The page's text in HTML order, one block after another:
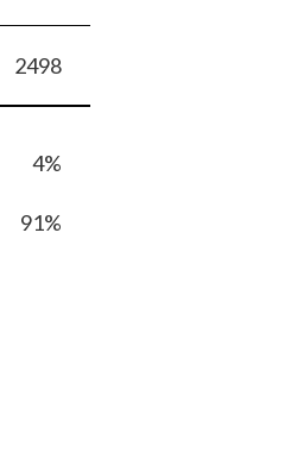
2498
4%
91%